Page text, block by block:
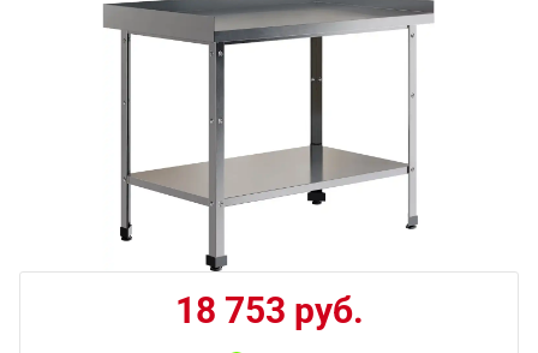
18 753 руб.